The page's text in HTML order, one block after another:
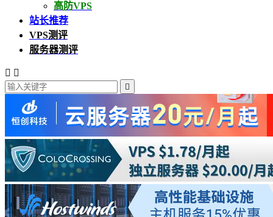
高防VPS
站长推荐
VPS测评
服务器测评
 
